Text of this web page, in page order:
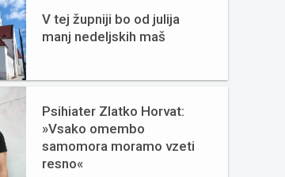
V tej župniji bo od julija
manj nedeljskih maš
Psihiater Zlatko Horvat:
»Vsako omembo
samomora moramo vzeti
resno«